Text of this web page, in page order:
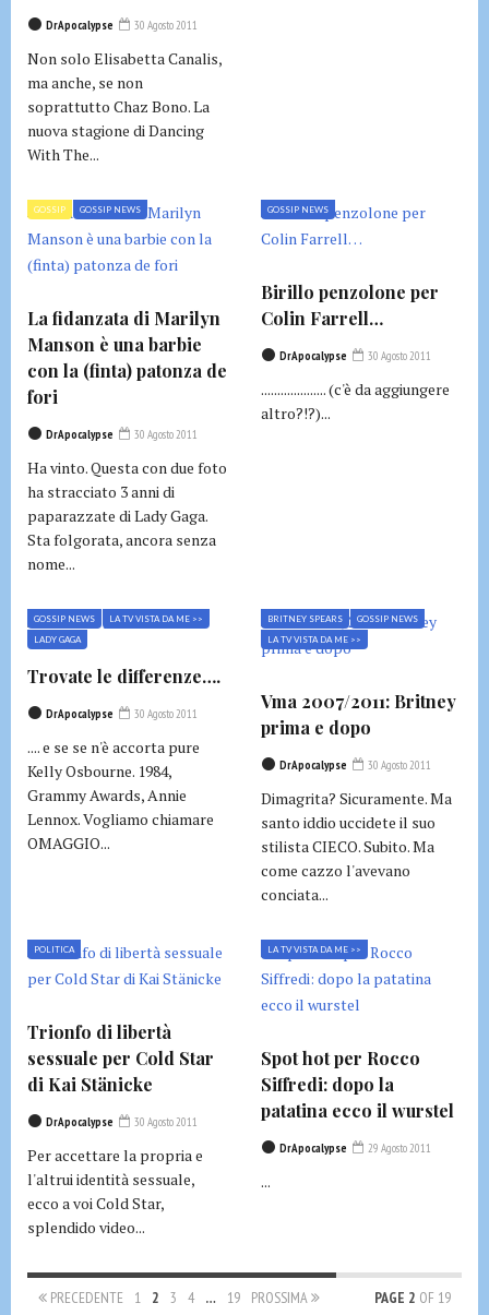
DrApocalypse 30 Agosto 2011
Non solo Elisabetta Canalis,
ma anche, se non
soprattutto Chaz Bono. La
nuova stagione di Dancing
With The...
GOSSIP GOSSIP NEWS
La fidanzata di Marilyn
Manson è una barbie
con la (finta) patonza de
fori
DrApocalypse 30 Agosto 2011
Ha vinto. Questa con due foto
ha stracciato 3 anni di
paparazzate di Lady Gaga.
Sta folgorata, ancora senza
nome...
GOSSIP NEWS
Birillo penzolone per
Colin Farrell…
DrApocalypse 30 Agosto 2011
.................... (c'è da aggiungere
altro?!?)...
GOSSIP NEWS
LA TV VISTA DA ME >>
LADY GAGA
Trovate le differenze….
DrApocalypse 30 Agosto 2011
.... e se se n'è accorta pure
Kelly Osbourne. 1984,
Grammy Awards, Annie
Lennox. Vogliamo chiamare
OMAGGIO...
BRITNEY SPEARS
GOSSIP NEWS
LA TV VISTA DA ME >>
Vma 2007/2011: Britney
prima e dopo
DrApocalypse 30 Agosto 2011
Dimagrita? Sicuramente. Ma
santo iddio uccidete il suo
stilista CIECO. Subito. Ma
come cazzo l'avevano
conciata...
POLITICA
Trionfo di libertà
sessuale per Cold Star
di Kai Stänicke
DrApocalypse 30 Agosto 2011
Per accettare la propria e
l'altrui identità sessuale,
ecco a voi Cold Star,
splendido video...
LA TV VISTA DA ME >>
Spot hot per Rocco
Siffredi: dopo la
patatina ecco il wurstel
DrApocalypse 29 Agosto 2011
...
PRECEDENTE 1 2 3 4 … 19 PROSSIMA PAGE 2 OF 19